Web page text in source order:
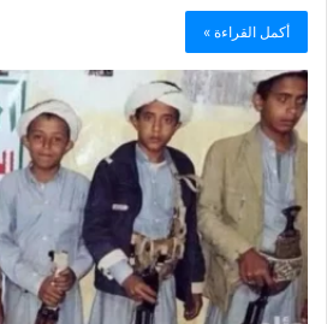
أكمل القراءة »